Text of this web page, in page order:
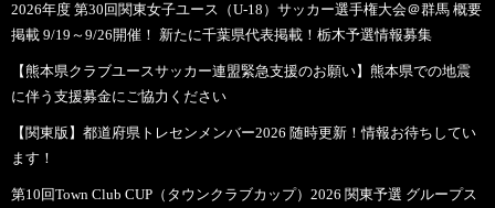
2026年度 第30回関東女子ユース（U-18）サッカー選手権大会＠群馬 概要
掲載 9/19～9/26開催！ 新たに千葉県代表掲載！栃木予選情報募集
【熊本県クラブユースサッカー連盟緊急支援のお願い】熊本県での地震
に伴う支援募金にご協力ください
【関東版】都道府県トレセンメンバー2026 随時更新！情報お待ちしてい
ます！
第10回Town Club CUP（タウンクラブカップ）2026 関東予選 グループス